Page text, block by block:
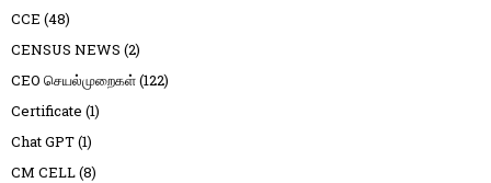
CCE (48)
CENSUS NEWS (2)
CEO செயல்முறைகள்(122)
Certificate (1)
Chat GPT(1)
CM CELL(8)